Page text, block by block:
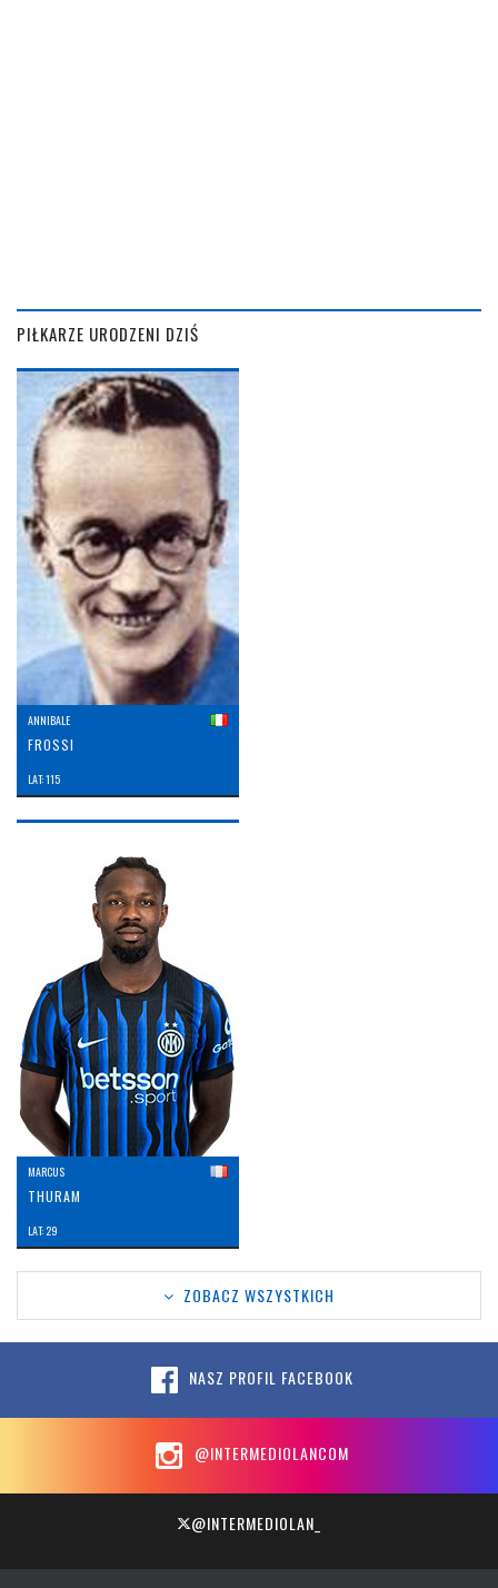
PIŁKARZE URODZENI DZIŚ
ANNIBALE
FROSSI
LAT: 115
MARCUS
THURAM
LAT: 29
ZOBACZ WSZYSTKICH
NASZ PROFIL FACEBOOK
@INTERMEDIOLANCOM
@INTERMEDIOLAN_